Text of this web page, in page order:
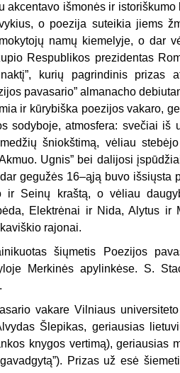
akcentavo išmonės ir
o poezija suteikia jiems
namų kiemelyje, o dar
Respublikos prezidentas
kurių pagrindinis prizas
pavasario” almanacho
ir kūrybiška poezijos vakaro,
sodyboje, atmosfera: svečiai
šniokštimą, vėliau
Ugnis” bei dalijosi
gegužės 16–ąją buvo išsiųsta
Seinų kraštą, o vėliau
Elektrėnai ir Nida, Alytus ir
rajonai.
šiųmetis Poezijos
Merkinės apylinkėse. S.
vakare Vilniaus
Šlepikas, geriausias
knygos vertimą), geriausias
Prizas už esė